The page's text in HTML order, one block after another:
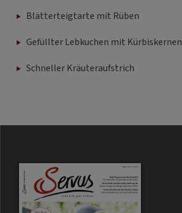
Blätterteigtarte mit Rüben
Gefüllter Lebkuchen mit Kürbiskernen
Schneller Kräuteraufstrich